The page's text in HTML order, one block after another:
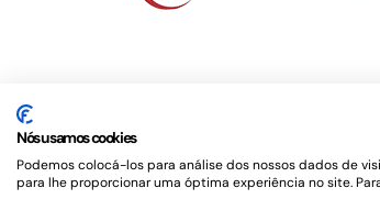
Este site não é um produto
serviços jurídicos, privativos de
OAB/SP nº 22477 –
Desenvolvido porRotamaxima Digital
Nós usamos cookies
Podemos colocá-los para análise dos nossos dados de
para lhe proporcionar uma óptima experiência no site.